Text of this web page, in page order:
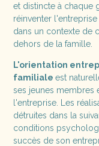
et distincte à chaque
réinventer
dans un contexte de
dehors de la famille.
L'orientation
familialeest
ses jeunes membres
l'entreprise. Les
détruites dans la
conditions
succès de son